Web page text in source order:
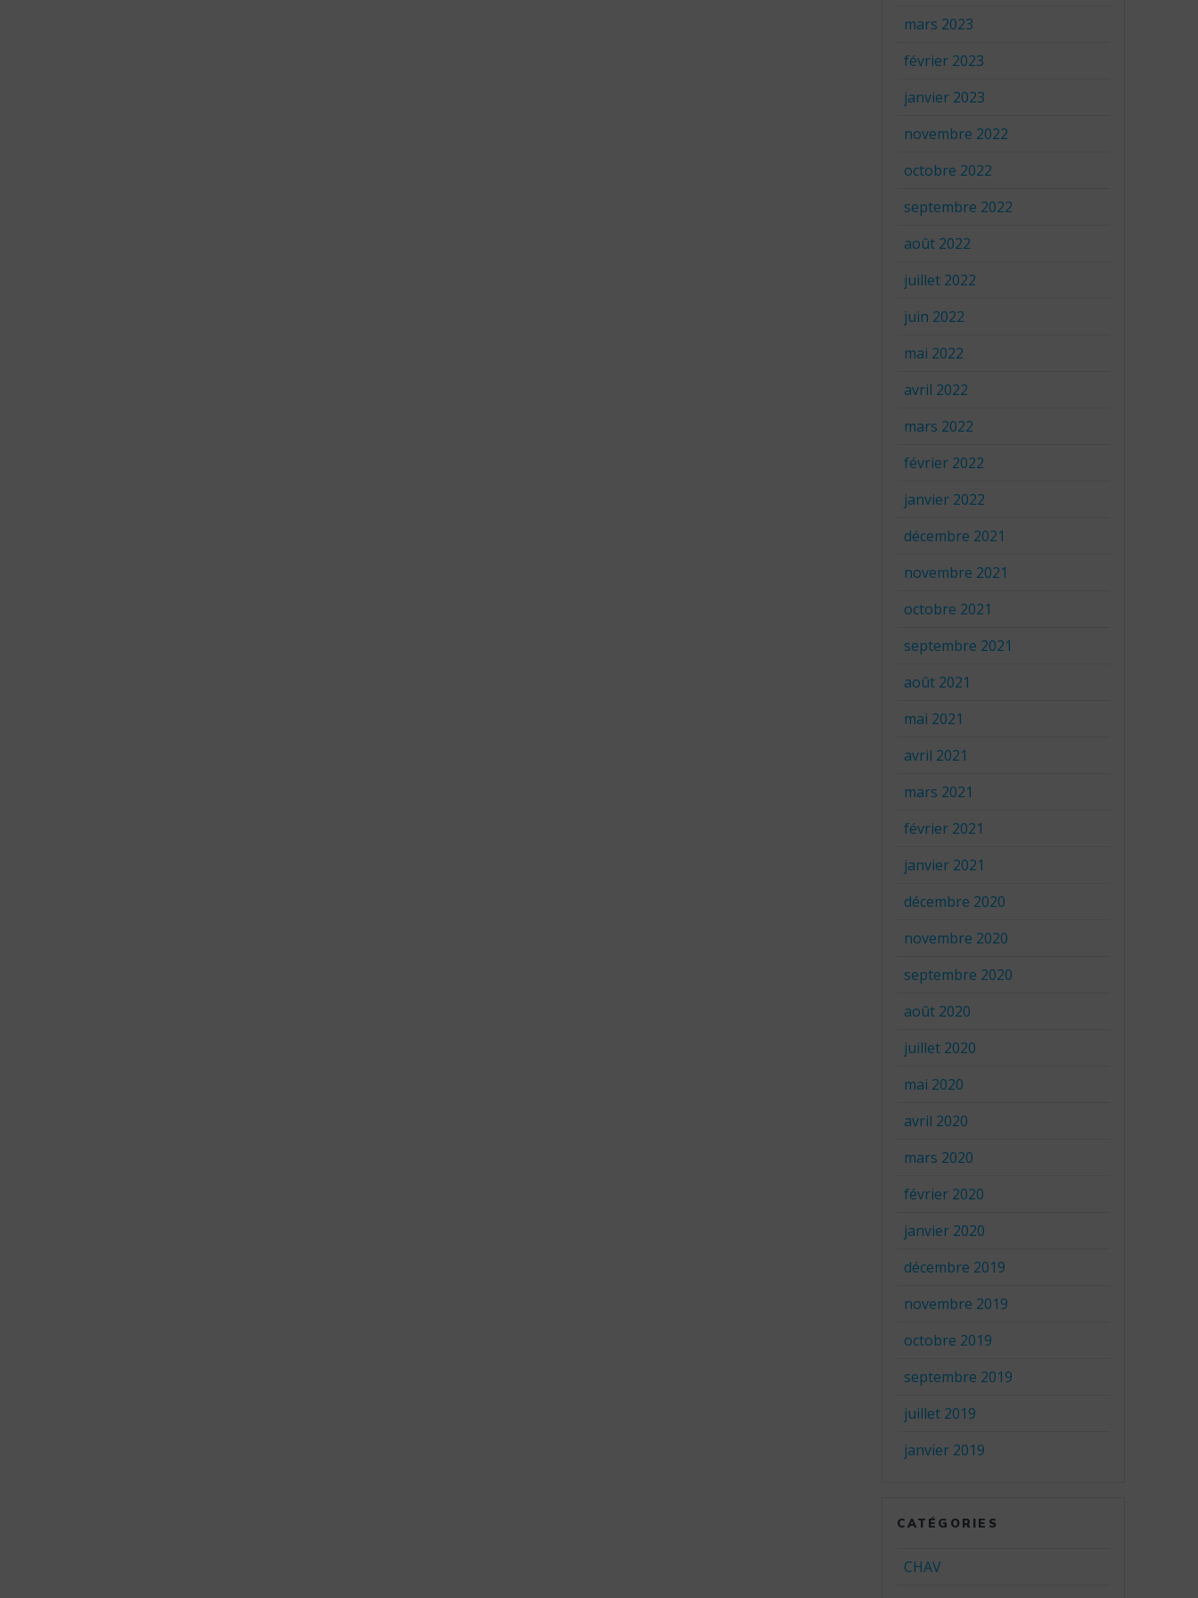
mars 2023
février 2023
janvier 2023
novembre 2022
octobre 2022
septembre 2022
août 2022
juillet 2022
juin 2022
mai 2022
avril 2022
mars 2022
février 2022
janvier 2022
décembre 2021
novembre 2021
octobre 2021
septembre 2021
août 2021
mai 2021
avril 2021
mars 2021
février 2021
janvier 2021
décembre 2020
novembre 2020
septembre 2020
août 2020
juillet 2020
mai 2020
avril 2020
mars 2020
février 2020
janvier 2020
décembre 2019
novembre 2019
octobre 2019
septembre 2019
juillet 2019
janvier 2019
CATÉGORIES
CHAV